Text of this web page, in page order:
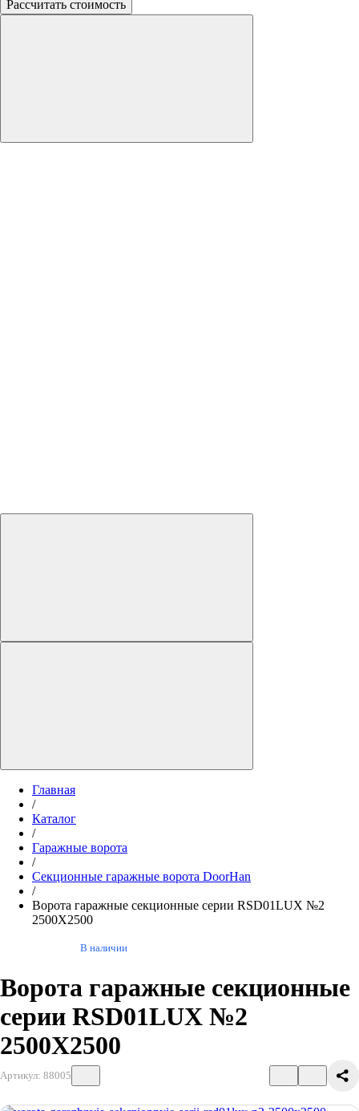
Рассчитать стоимость
Главная
/
Каталог
/
Гаражные ворота
/
Секционные гаражные ворота DoorHan
/
Ворота гаражные секционные серии RSD01LUX №2
2500X2500
Ворота гаражные секционные
серии RSD01LUX №2
2500X2500
В наличии
Артикул: 88005